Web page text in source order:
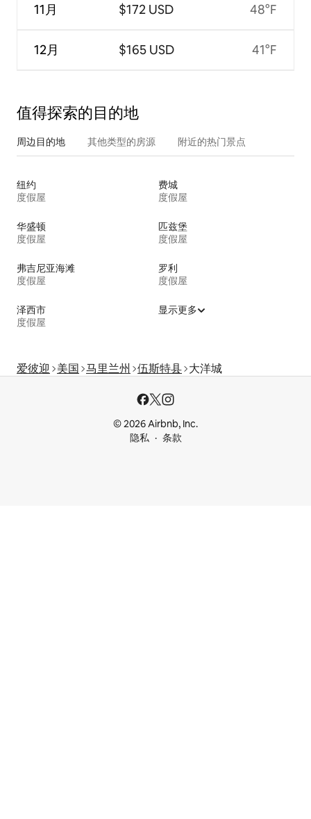
11月
12月
$172 USD
$165 USD
48°F
41°F
值得探索的目的地
周边目的地 其他类型的房源 附近的热门景点
纽约
度假屋
费城
度假屋
华盛顿
度假屋
匹兹堡
度假屋
弗吉尼亚海滩
度假屋
罗利
度假屋
泽西市
度假屋
显示更多
爱彼迎 美国 马里兰州 伍斯特县 大洋城
© 2026 Airbnb, Inc.
隐私
条款